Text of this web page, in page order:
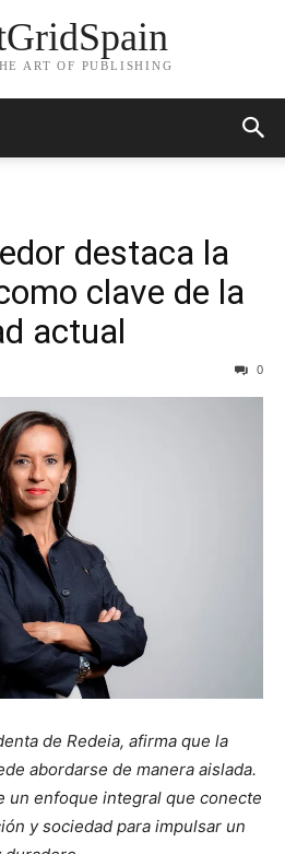
ART OF PUBLISHING
destaca la
clave de la
actual
0
de Redeia, afirma que la
abordarse de manera aislada.
un enfoque integral que conecte
y sociedad para impulsar un